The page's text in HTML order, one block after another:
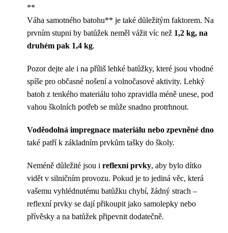
**
Váha samotného batohu** je také důležitým faktorem. Na
prvním stupni by batůžek neměl vážit víc než 1,2 kg, na
druhém pak 1,4 kg.
Pozor dejte ale i na příliš lehké batůžky, které jsou vhodné
spíše pro občasné nošení a volnočasové aktivity. Lehký
batoh z tenkého materiálu toho zpravidla méně unese, pod
vahou školních potřeb se může snadno protrhnout.
Voděodolná impregnace materiálu nebo zpevněné dno
také patří k základním prvkům tašky do školy.
Neméně důležité jsou i reflexní prvky, aby bylo dítko
vidět v silničním provozu. Pokud je to jediná věc, která
vašemu vyhlédnutému batůžku chybí, žádný strach –
reflexní prvky se dají přikoupit jako samolepky nebo
přívěsky a na batůžek připevnit dodatečně.